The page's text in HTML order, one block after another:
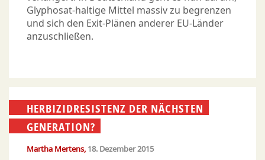
Glyphosat-haltige Mittel massiv zu begrenzen
und sich den Exit-Plänen anderer EU-Länder
anzuschließen.
HERBIZIDRESISTENZ DER NÄCHSTEN
GENERATION?
Martha Mertens 18. Dezember 2015